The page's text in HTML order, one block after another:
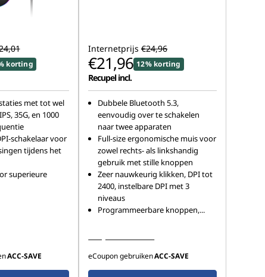
korting
met tot wel
35G, en 1000
schakelaar voor
tijdens het
superieure
ACC‑SAVE
Internetprijs €24,96
€21,96 12% korting
Recupel incl.
Dubbele Bluetooth 5.3,
eenvoudig over te schakelen
naar twee apparaten
Full-size ergonomische muis voor
zowel rechts- als linkshandig
gebruik met stille knoppen
Zeer nauwkeurig klikken, DPI tot
2400, instelbare DPI met 3
niveaus
Programmeerbare knoppen,...
eCoupon gebruikenACC‑SAVE